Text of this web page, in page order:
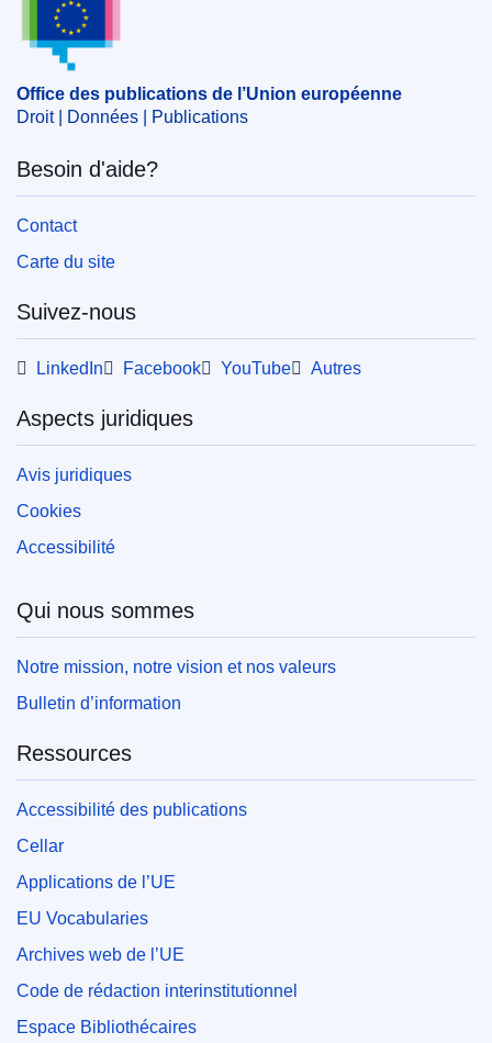
Sujet:
harmonisation des sécurités sociales
migrant
ELI :C/2025/1728/oj
pdfa2a
Office des publications de l’Union européenne
Droit | Données | Publications
Besoin d'aide?
Contact
Carte du site
Suivez-nous
LinkedIn Facebook YouTube Autres
Aspects juridiques
Avis juridiques
Cookies
Accessibilité
Qui nous sommes
Notre mission, notre vision et nos valeurs
Bulletin d’information
Ressources
Accessibilité des publications
Cellar
Applications de l’UE
EU Vocabularies
Archives web de l’UE
Code de rédaction interinstitutionnel
Espace Bibliothécaires